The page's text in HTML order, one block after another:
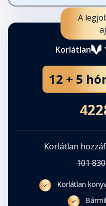
A
Korlátlan
12 + 5
Korlátlan
101
Korlátlan